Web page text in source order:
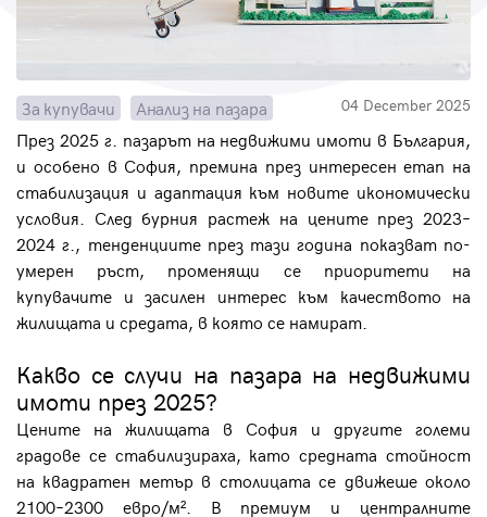
За купувачи Анализ на пазара 04 December 2025
През 2025 г. пазарът на недвижими имоти в България,
и особено в София, премина през интересен етап на
стабилизация и адаптация към новите икономически
условия. След бурния растеж на цените през 2023–
2024 г., тенденциите през тази година показват по-
умерен ръст, променящи се приоритети на
купувачите и засилен интерес към качеството на
жилищата и средата, в която се намират.
Какво се случи на пазара на недвижими
имоти през 2025?
Цените на жилищата в София и другите големи
градове се стабилизираха, като средната стойност
на квадратен метър в столицата се движеше около
2100–2300 евро/м². В премиум и централните
Вход с имейл
Забравена парола
Регистрация